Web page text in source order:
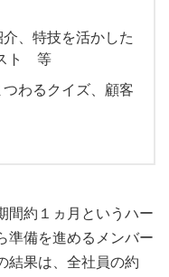
、特技を活かした
ト 等
わるクイズ、顧客
間約１ヵ月というハー
準備を進めるメンバー
結果は、全社員の約